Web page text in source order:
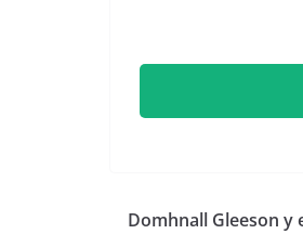
​Domhnall Gleeson y